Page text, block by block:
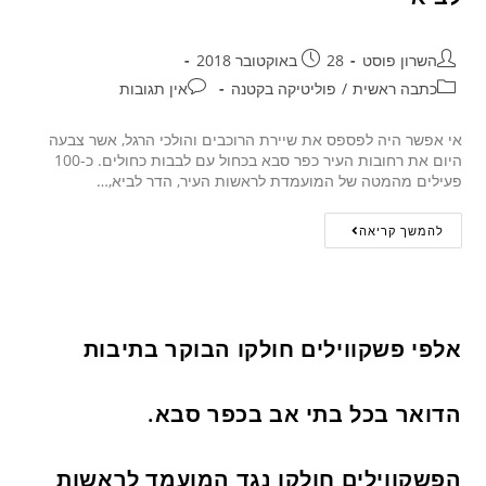
השרון פוסט
28 באוקטובר 2018
כתבה ראשית / פוליטיקה בקטנה אין תגובות
אי אפשר היה לפספס את שיירת הרוכבים והולכי הרגל, אשר צבעה
היום את רחובות העיר כפר סבא בכחול עם לבבות כחולים. כ-100
פעילים מהמטה של המועמדת לראשות העיר, הדר לביא,…
להמשך קריאה
אלפי פשקווילים חולקו הבוקר בתיבות
הדואר בכל בתי אב בכפר סבא.
הפשקווילים חולקו נגד המועמד לראשות